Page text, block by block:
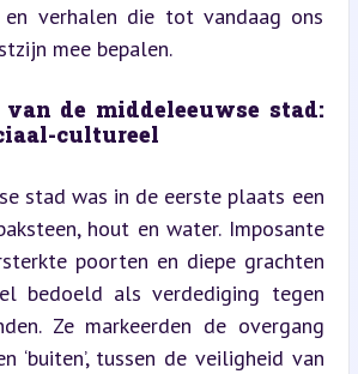
en verhalen die tot vandaag ons
mee bepalen.
de middeleeuwse stad:
cultureel
stad was in de eerste plaats een
hout en water. Imposante
poorten en diepe grachten
bedoeld als verdediging tegen
Ze markeerden de overgang
‘buiten’, tussen de veiligheid van